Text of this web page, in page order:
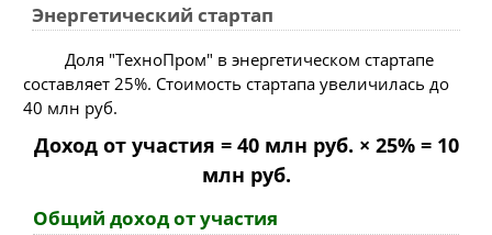
Энергетический стартап
Доля "ТехноПром" в энергетическом стартапе
составляет 25%. Стоимость стартапа увеличилась до
40 млн руб.
Доход от участия = 40 млн руб. × 25% = 10
млн руб.
Общий доход от участия